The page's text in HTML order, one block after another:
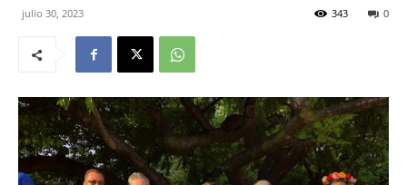
julio 30, 2023 0
343